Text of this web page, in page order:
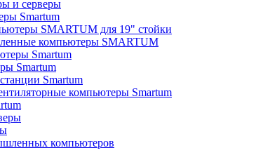
и серверы
Smartum
SMARTUM для 19" стойки
компьютеры SMARTUM
Smartum
Smartum
Smartum
компьютеры Smartum
компьютеров